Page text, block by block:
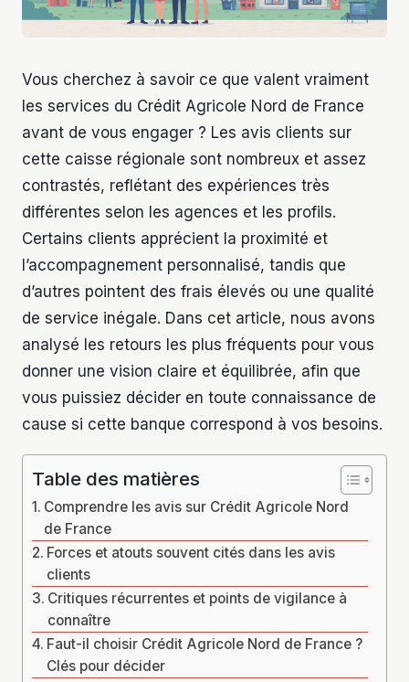
Vous cherchez à savoir ce que valent vraiment
les services du Crédit Agricole Nord de France
avant de vous engager ? Les avis clients sur
cette caisse régionale sont nombreux et assez
contrastés, reflétant des expériences très
différentes selon les agences et les profils.
Certains clients apprécient la proximité et
l’accompagnement personnalisé, tandis que
d’autres pointent des frais élevés ou une qualité
de service inégale. Dans cet article, nous avons
analysé les retours les plus fréquents pour vous
donner une vision claire et équilibrée, afin que
vous puissiez décider en toute connaissance de
cause si cette banque correspond à vos besoins.
Table des matières
Comprendre les avis sur Crédit Agricole Nord
de France
Forces et atouts souvent cités dans les avis
clients
Critiques récurrentes et points de vigilance à
connaître
Faut-il choisir Crédit Agricole Nord de France ?
Clés pour décider